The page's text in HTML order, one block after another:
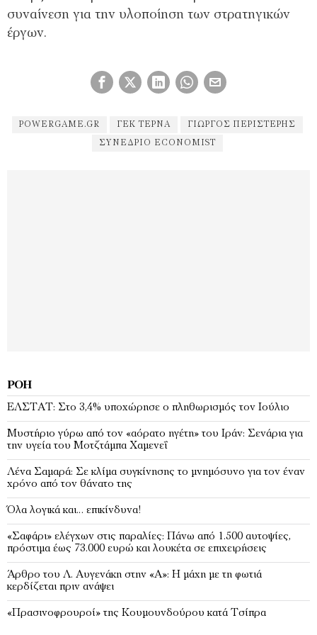
συναίνεση για την υλοποίηση των στρατηγικών
έργων.
POWERGAME.GR ΓΕΚ ΤΕΡΝΑ ΓΙΏΡΓΟΣ ΠΕΡΙΣΤΈΡΗΣ
ΣΥΝΈΔΡΙΟ ECONOMIST
ΡΟΉ
EΛΣΤΑΤ: Στο 3,4% υποχώρησε ο πληθωρισμός τον Ιούλιο
Μυστήριο γύρω από τον «αόρατο ηγέτη» του Ιράν: Σενάρια για
την υγεία του Μοτζτάμπα Χαμενεΐ
Λένα Σαμαρά: Σε κλίμα συγκίνησης το μνημόσυνο για τον έναν
χρόνο από τον θάνατο της
Όλα λογικά και… επικίνδυνα!
«Σαφάρι» ελέγχων στις παραλίες: Πάνω από 1.500 αυτοψίες,
πρόστιμα έως 73.000 ευρώ και λουκέτα σε επιχειρήσεις
Άρθρο του Λ. Αυγενάκη στην «Α»: Η μάχη με τη φωτιά
κερδίζεται πριν ανάψει
«Πρασινοφρουροί» της Κουμουνδούρου κατά Τσίπρα